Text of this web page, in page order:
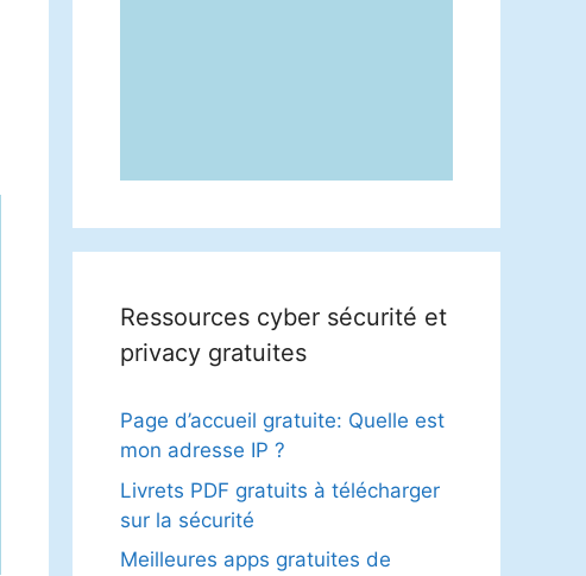
Ressources cyber sécurité et
privacy gratuites
Page d’accueil gratuite: Quelle est
mon adresse IP ?
Livrets PDF gratuits à télécharger
sur la sécurité
Meilleures apps gratuites de